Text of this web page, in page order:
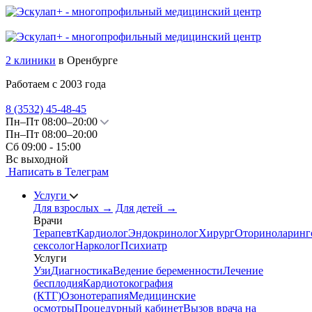
2 клиники в Оренбурге
Работаем с 2003 года
8 (3532) 45-48-45
Пн–Пт 08:00–20:00
Пн–Пт 08:00–20:00
Сб 09:00 - 15:00
Вс выходной
Написать в Телеграм
Услуги
Для взрослых → Для детей →
Врачи
ТерапевтКардиологЭндокринологХирург
сексологНаркологПсихиатр
Услуги
УзиДиагностикаВедение беременностиЛечение
бесплодияКардиотокография
(КТГ)ОзонотерапияМедицинские
осмотрыПроцедурный кабинетВызов врача на